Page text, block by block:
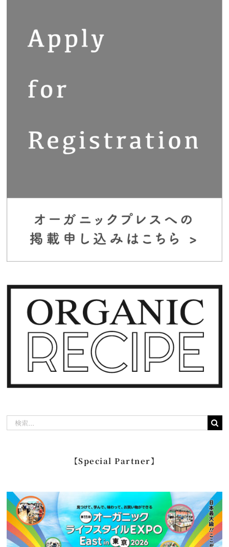
【Special Partner】